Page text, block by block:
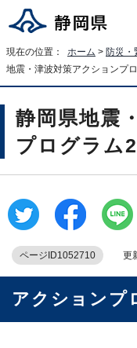
現在の位置： ホーム > 防災・
地震・津波対策アクションプ
静岡県地震
プログラム
ページID1052710 更
アクションプ